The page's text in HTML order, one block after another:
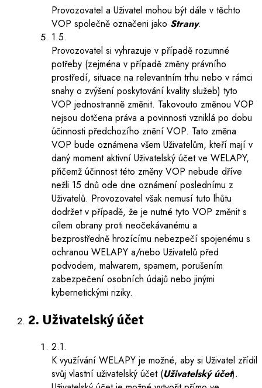
Provozovatel a Uživatel mohou být dále v těchto
VOP společně označeni jako Strany.
1.5.
Provozovatel si vyhrazuje v případě rozumné
potřeby (zejména v případě změny právního
prostředí, situace na relevantním trhu nebo v rámci
snahy o zvýšení poskytování kvality služeb) tyto
VOP jednostranně změnit. Takovouto změnou VOP
nejsou dotčena práva a povinnosti vzniklá po dobu
účinnosti předchozího znění VOP. Tato změna
VOP bude oznámena všem Uživatelům, kteří mají v
daný moment aktivní Uživatelský účet ve WELAPY,
přičemž účinnost této změny VOP nebude dříve
nežli 15 dnů ode dne oznámení poslednímu z
Uživatelů. Provozovatel však nemusí tuto lhůtu
dodržet v případě, že je nutné tyto VOP změnit s
cílem obrany proti neočekávanému a
bezprostředně hrozícímu nebezpečí spojenému s
ochranou WELAPY a/nebo Uživatelů před
podvodem, malwarem, spamem, porušením
zabezpečení osobních údajů nebo jinými
kybernetickými riziky.
2. Uživatelský účet
2.1.
K využívání WELAPY je možné, aby si Uživatel zřídil
svůj vlastní uživatelský účet (Uživatelský účet).